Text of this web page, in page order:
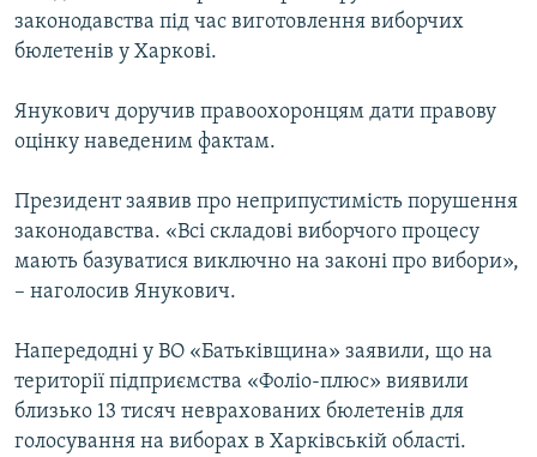
ПОДКАСТИ
РУС
КТАТ
Усі сайти RFE/RL
законодавства під час виготовлення виборчих
бюлетенів у Харкові.
Янукович доручив правоохоронцям дати правову
оцінку наведеним фактам.
Президент заявив про неприпустимість порушення
законодавства. «Всі складові виборчого процесу
мають базуватися виключно на законі про вибори»,
– наголосив Янукович.
Напередодні у ВО «Батьківщина» заявили, що на
території підприємства «Фоліо-плюс» виявили
близько 13 тисяч неврахованих бюлетенів для
голосування на виборах в Харківській області.